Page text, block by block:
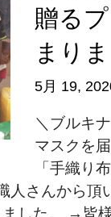
贈る
まり
5月 19,
＼ブルキ
マスクを
「手織り
人さんから頂
ました。 →皆